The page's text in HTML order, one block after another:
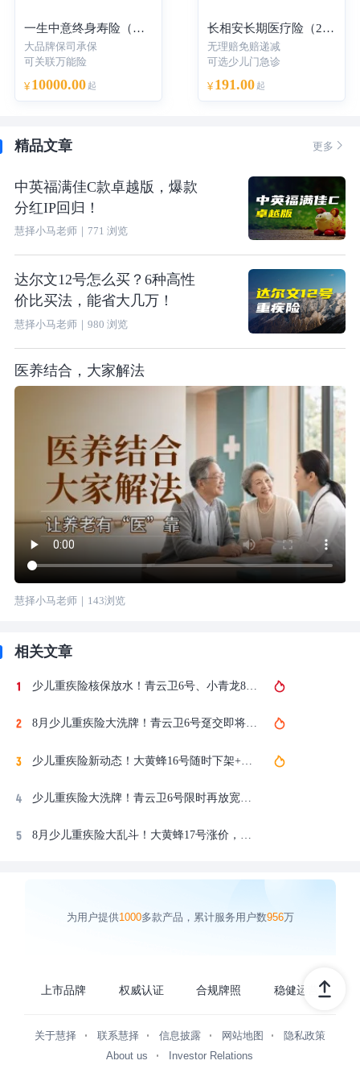
一生中意终身寿险（分红型）-年交
大品牌保司承保
可关联万能险
¥ 10000.00 起
长相安长期医疗险（20年保证续保）—个人版
无理赔免赔递减
可选少儿门急诊
¥ 191.00 起
精品文章 更多 
中英福满佳C款卓越版，爆款
分红IP回归！
慧择小马老师｜ 771 浏览
达尔文12号怎么买？6种高性
价比买法，能省大几万！
慧择小马老师｜ 980 浏览
医养结合，大家解法
慧择小马老师｜ 143浏览
相关文章
少儿重疾险核保放水！青云卫6号、小青龙8号集体核保放宽！对比大黄蜂17号、达尔文宝贝计划15号，少儿重疾险哪款核保宽松？哪款保障更好？
8月少儿重疾险大洗牌！青云卫6号趸交即将下架、大黄蜂17号上线，对比大黄蜂16号旗舰版...热门少儿重疾险测评，谁更值得买？
少儿重疾险新动态！大黄蜂16号随时下架+核保收紧，小青龙8号上新，对比达尔文宝贝计划15号、青云卫6号，少儿重疾险哪款好？
少儿重疾险大洗牌！青云卫6号限时再放宽，对比大黄蜂16号、小青龙8号，达尔文宝贝计划12号...少儿重疾险，哪款更值得买？
8月少儿重疾险大乱斗！大黄蜂17号涨价，大黄蜂16号随时下架，对比青云卫6号、妈咪保贝，2026少儿重疾险哪款好？
为用户提供1000多款产品，累计服务用户数956万
上市品牌 权威认证 合规牌照 稳健运营
关于慧择 联系慧择 信息披露 网站地图
隐私政策
About us
Investor Relations